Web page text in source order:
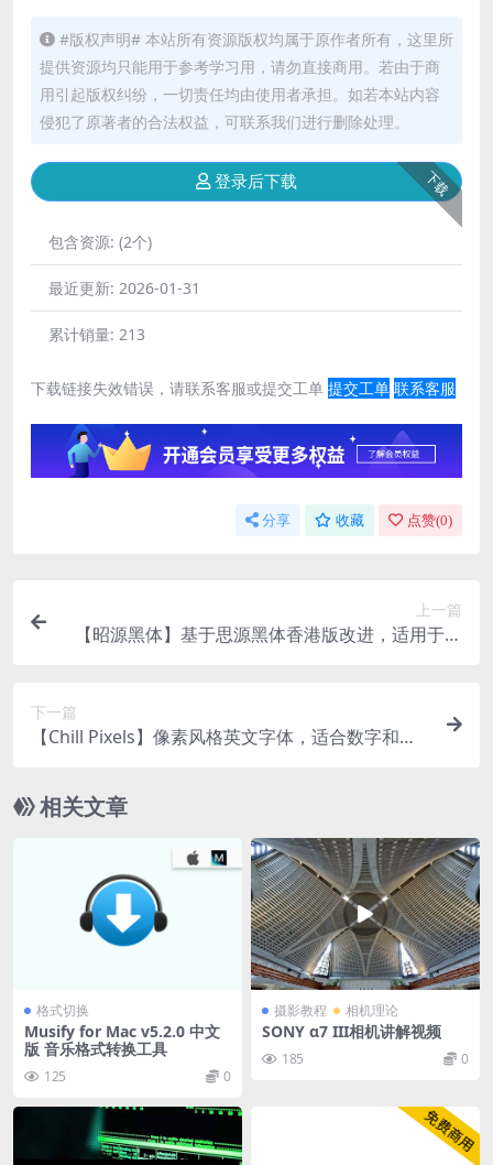
#版权声明# 本站所有资源版权均属于原作者所有，这里所
提供资源均只能用于参考学习用，请勿直接商用。若由于商
用引起版权纠纷，一切责任均由使用者承担。如若本站内容
侵犯了原著者的合法权益，可联系我们进行删除处理。
下载
登录后下载
包含资源: (2个)
最近更新: 2026-01-31
累计销量: 213
下载链接失效错误，请联系客服或提交工单 提交工单 联系客服
分享 收藏 点赞(0)
上一篇
【昭源黑体】基于思源黑体香港版改进，适用于香
下一篇
【Chill Pixels】像素风格英文字体，适合数字和复
相关文章
格式切换
Musify for Mac v5.2.0 中文
版 音乐格式转换工具
125 0
摄影教程 相机理论
SONY α7 III相机讲解视频
185 0